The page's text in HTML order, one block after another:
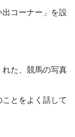
コーナー」を設
た、競馬の写真
とをよく話して